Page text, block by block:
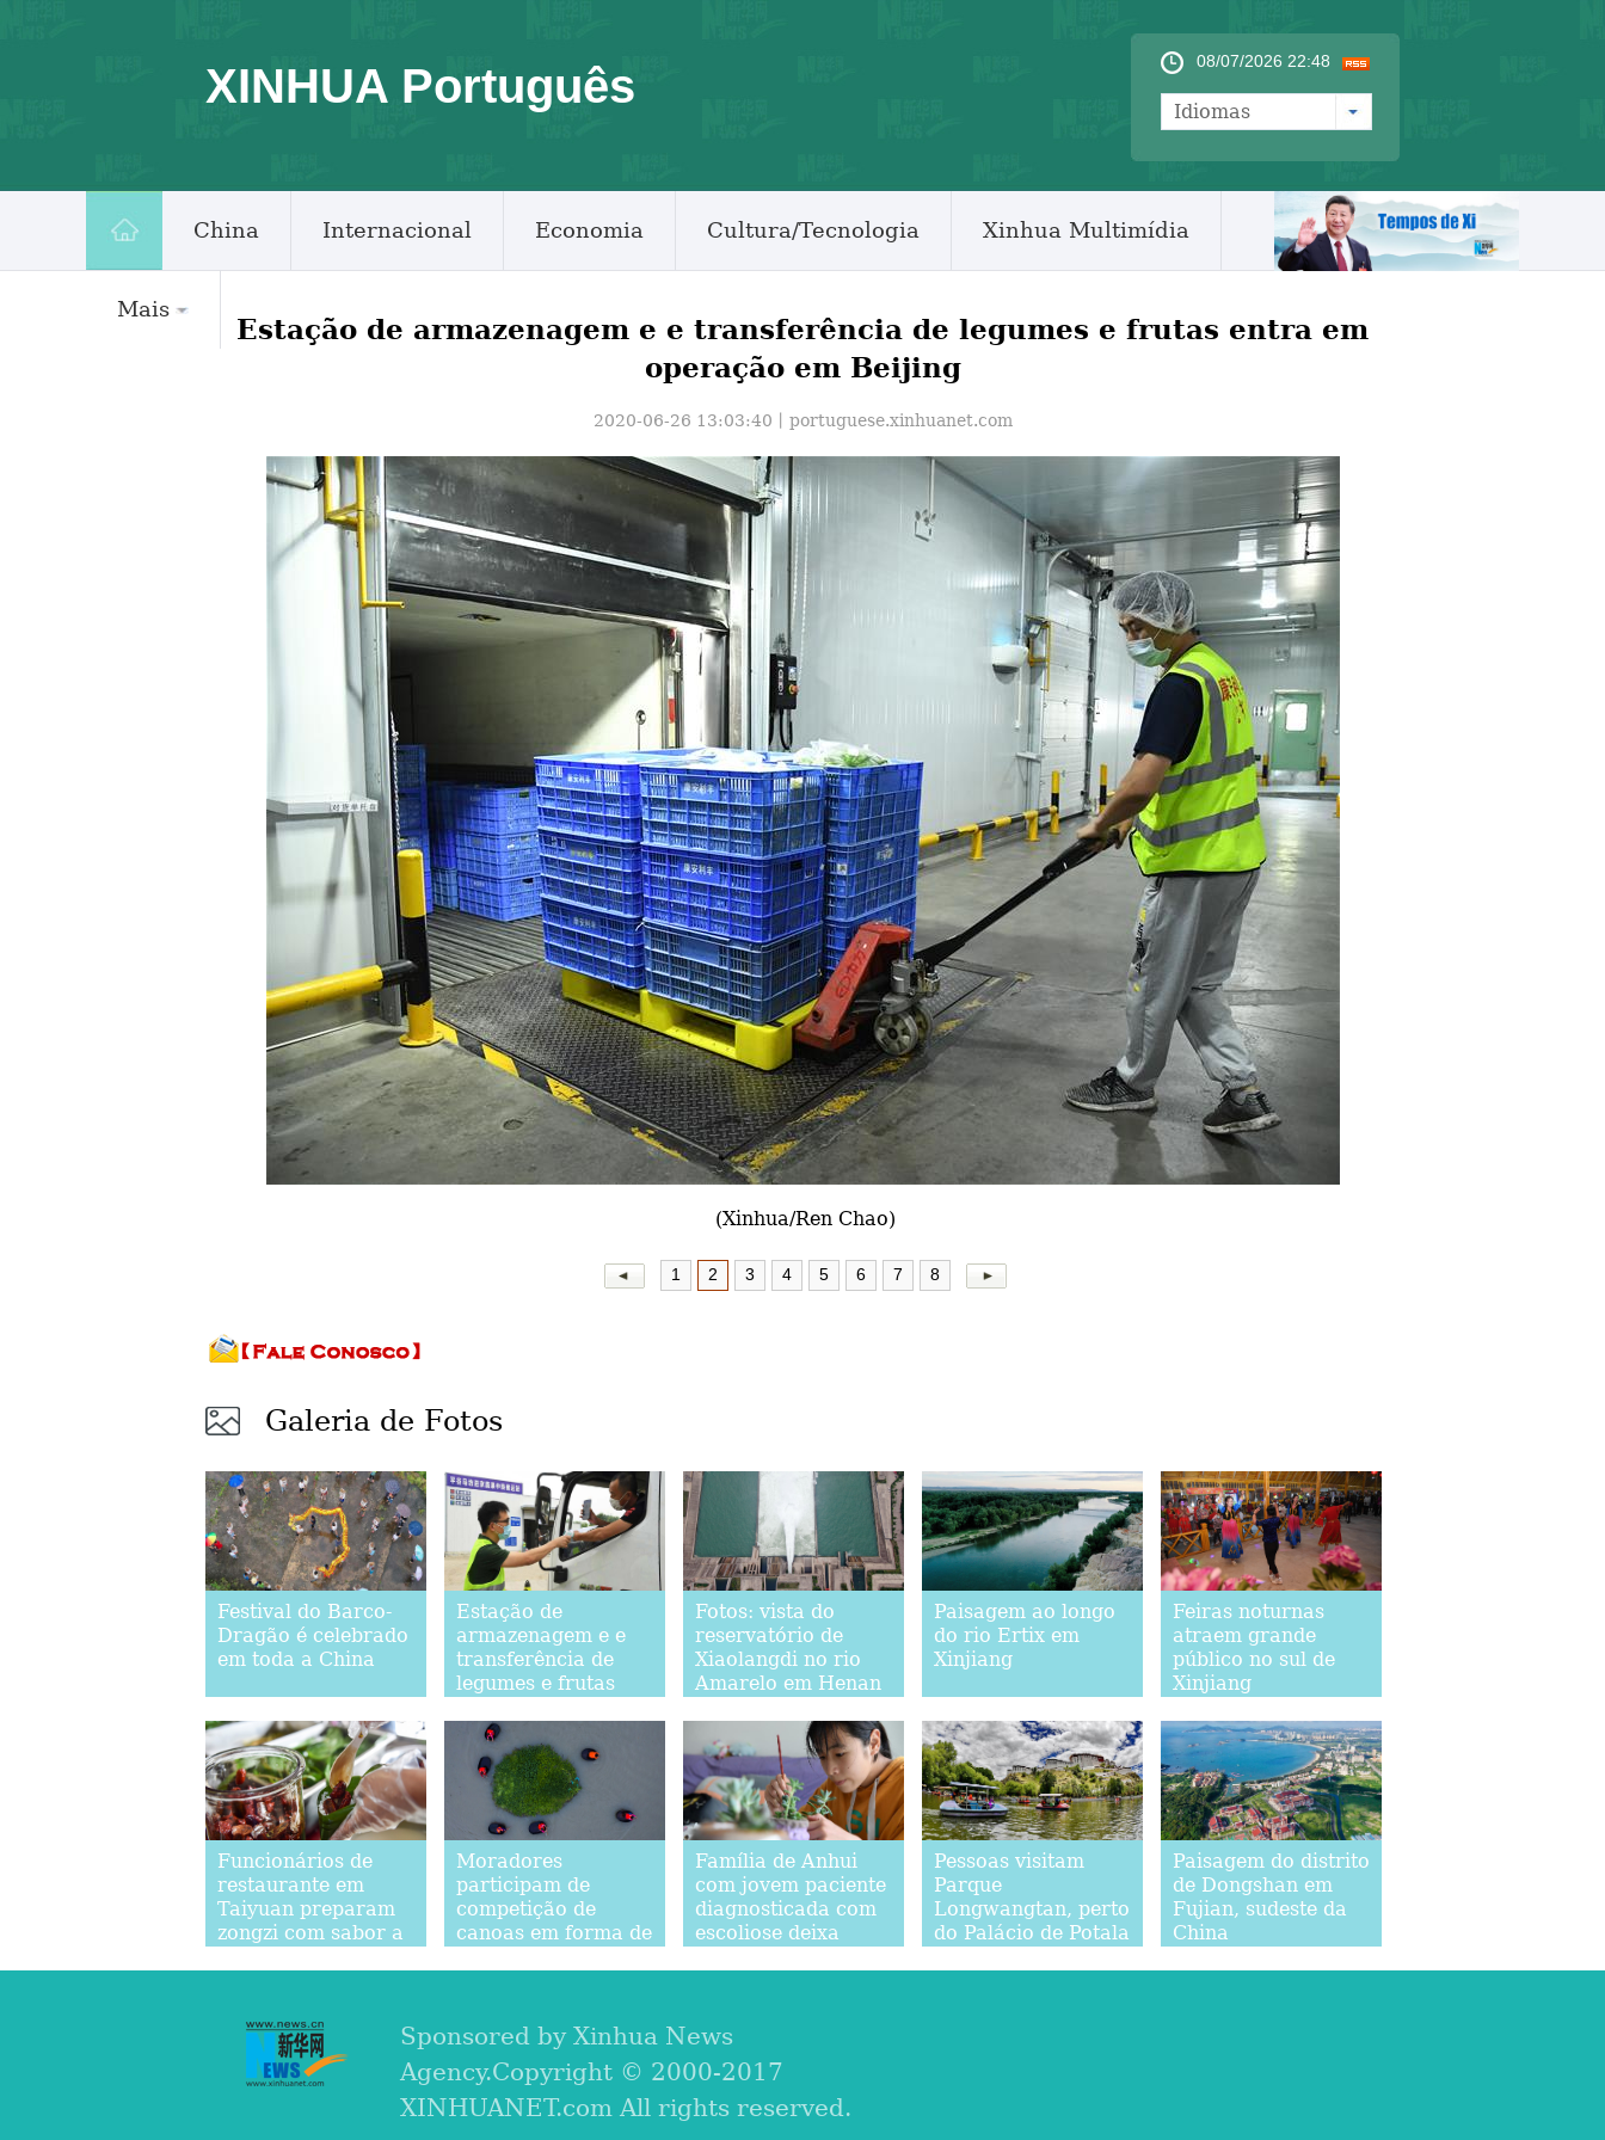
XINHUA Português 08/07/2026 22:48
Idiomas
China Internacional Economia Cultura/Tecnologia Xinhua Multimídia
Mais
Estação de armazenagem e e transferência de legumes e frutas entra em
operação em Beijing
2020-06-26 13:03:40丨 portuguese.xinhuanet.com
(Xinhua/Ren Chao)
1 2 3 4 5 6 7 8
Galeria de Fotos
Festival do Barco-
Dragão é celebrado
em toda a China
Estação de
armazenagem e e
transferência de
legumes e frutas
em Beijing
Fotos: vista do
reservatório de
Xiaolangdi no rio
Amarelo em Henan
Paisagem ao longo
do rio Ertix em
Xinjiang
Feiras noturnas
atraem grande
público no sul de
Xinjiang
Funcionários de
restaurante em
Taiyuan preparam
zongzi com sabor a
Moradores
participam de
competição de
canoas em forma de
Família de Anhui
com jovem paciente
diagnosticada com
escoliose deixa
Pessoas visitam
Parque
Longwangtan, perto
do Palácio de Potala
Paisagem do distrito
de Dongshan em
Fujian, sudeste da
China
Sponsored by Xinhua News
Agency.Copyright © 2000-2017
XINHUANET.com All rights reserved.